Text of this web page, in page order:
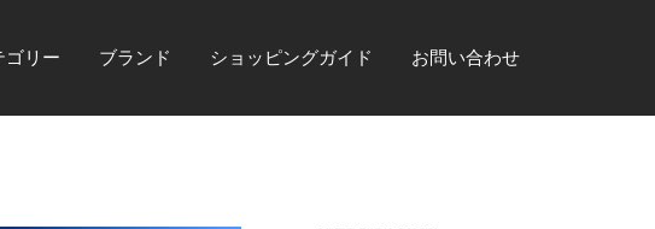
ゴリー ブランド ショッピングガイド お問い合わせ